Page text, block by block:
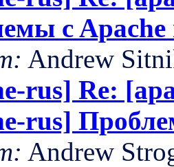
c Apache
Andrew
rus] Re:
rus]
Andrew